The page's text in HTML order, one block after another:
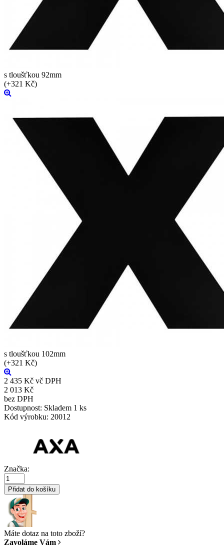
s tloušťkou 92mm
(+321 Kč)
s tloušťkou 102mm
(+321 Kč)
2 435 Kč vč DPH
2 013 Kč
bez DPH
Dostupnost: Skladem 1 ks
Kód výrobku: 20012
Značka:
Přidat do košíku
Máte dotaz na toto zboží?
Zavoláme Vám